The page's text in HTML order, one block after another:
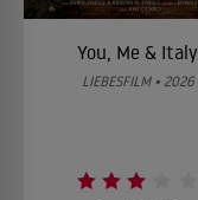
You, Me & Italy
LIEBESFILM • 2026